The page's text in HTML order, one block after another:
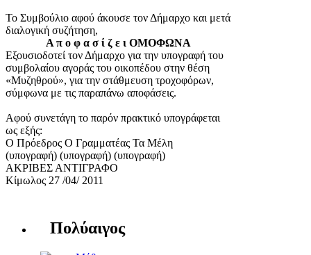
Το Συμβούλιο αφού άκουσε τον Δήμαρχο και μετά
διαλογική συζήτηση,
Α π ο φ α σ ί ζ ε ι ΟΜΟΦΩΝΑ
Εξουσιοδοτεί τον Δήμαρχο για την υπογραφή του
συμβολαίου αγοράς του οικοπέδου στην θέση
«Μυζηθρού», για την στάθμευση τροχοφόρων,
σύμφωνα με τις παραπάνω αποφάσεις.
Αφού συνετάγη το παρόν πρακτικό υπογράφεται
ως εξής:
Ο Πρόεδρος Ο Γραμματέας Τα Μέλη
(υπογραφή) (υπογραφή) (υπογραφή)
ΑΚΡΙΒΕΣ ΑΝΤΙΓΡΑΦΟ
Κίμωλος 27 /04/ 2011
Πολύαιγος